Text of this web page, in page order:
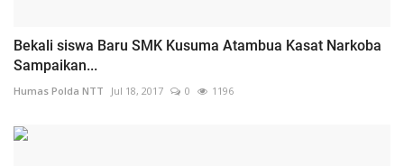
Bekali siswa Baru SMK Kusuma Atambua Kasat Narkoba
Sampaikan...
Humas Polda NTT Jul 18, 2017 0 1196